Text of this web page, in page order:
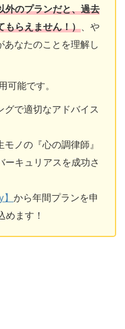
外のプランだと、過去
もらえません！） 、や
あなたのことを理解し
可能です。
グで適切なアドバイス
ノの『心の調律師』
ーキュリアスを成功さ
から年間プランを申
めます！